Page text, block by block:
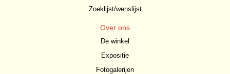
Zoeklijst/wenslijst
Over ons
De winkel
Expositie
Fotogalerijen